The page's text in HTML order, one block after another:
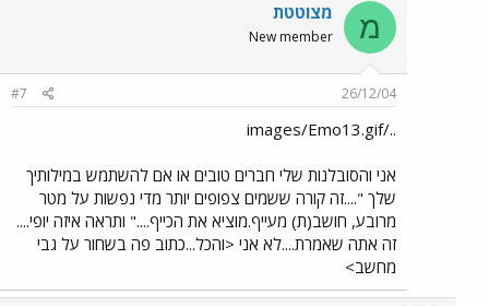
מ מצוטטת
New member
26/12/04
#7
../images/Emo13.gif
אני והסובלנות שלי חברים טובים או אם להשתמש במילותיך
שלך "....זה קורה ששמים צפופים יותר מדי נפשות על מטר
מרובע, חושב(ת) מעייף.מוציא את הכייף...." ותראה איזה יופי....
זה אתה שאמרת....לא אני <והכל...כתוב פה בשחור על גבי
מחשב>